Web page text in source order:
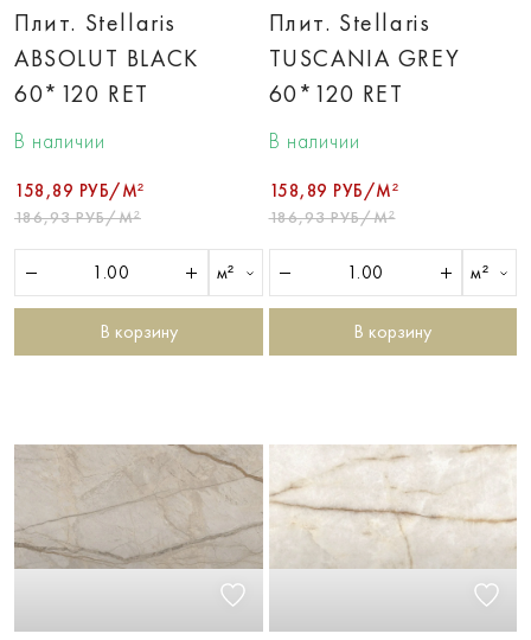
Плит. Stellaris
ABSOLUT BLACK
60*120 RET
В наличии
158,89 РУБ/М²
186,93 РУБ/М²
м²
В корзину
Плит. Stellaris
TUSCANIA GREY
60*120 RET
В наличии
158,89 РУБ/М²
186,93 РУБ/М²
м²
В корзину